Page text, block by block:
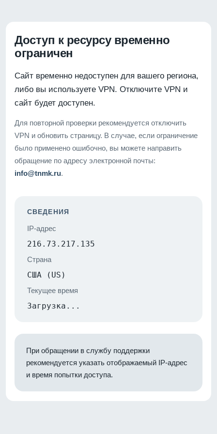
Доступ к ресурсу временно
ограничен
Сайт временно недоступен для вашего региона,
либо вы используете VPN. Отключите VPN и
сайт будет доступен.
Для повторной проверки рекомендуется отключить
VPN и обновить страницу. В случае, если ограничение
было применено ошибочно, вы можете направить
обращение по адресу электронной почты:
info@tnmk.ru.
СВЕДЕНИЯ
IP-адрес
216.73.217.135
Страна
США (US)
Текущее время
Загрузка...
При обращении в службу поддержки
рекомендуется указать отображаемый IP-адрес
и время попытки доступа.